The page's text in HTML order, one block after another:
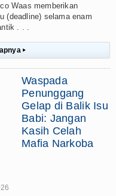
Waas memberikan
(deadline) selama enam
. . .
▸
Waspada
Penunggang
Gelap di Balik Isu
Babi: Jangan
Kasih Celah
Mafia Narkoba